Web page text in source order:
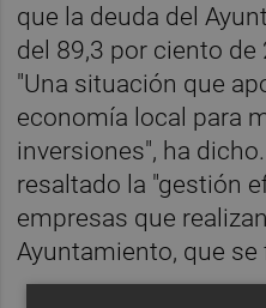
que la deuda del
del 89,3 por ciento de
"Una situación que
economía local para
inversiones", ha
resaltado la "gestión
empresas que
Ayuntamiento, que se